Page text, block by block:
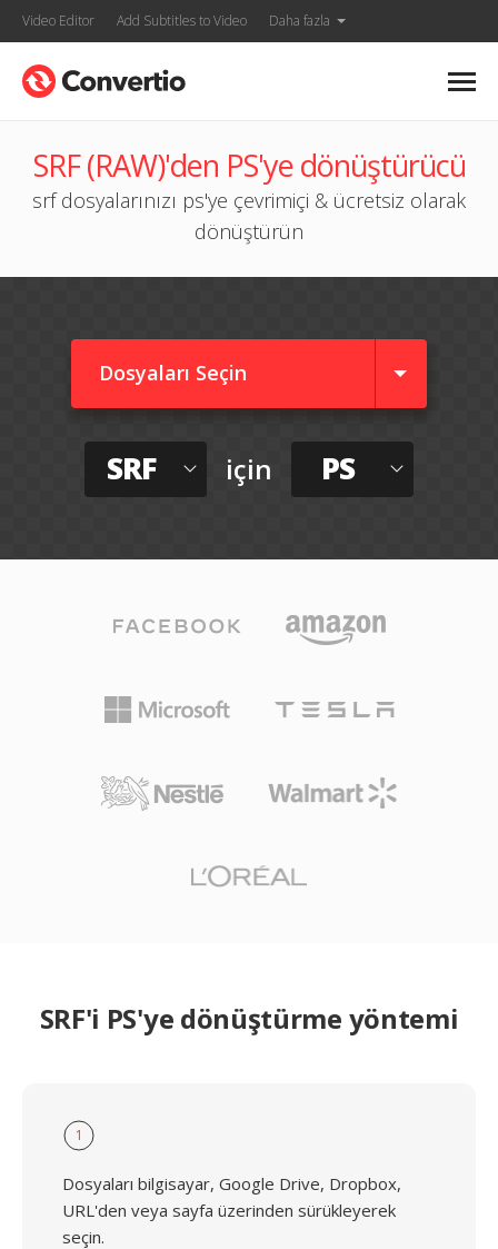
Video Editor Add Subtitles to Video Daha fazla
SRF (RAW)'den PS'ye dönüştürücü
srf dosyalarınızı ps'ye çevrimiçi & ücretsiz olarak
dönüştürün
Dosyaları Seçin
SRF için PS
SRF'i PS'ye dönüştürme yöntemi
1
Dosyaları bilgisayar, Google Drive, Dropbox,
URL'den veya sayfa üzerinden sürükleyerek
seçin.